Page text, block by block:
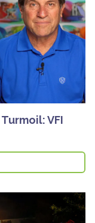
VFI